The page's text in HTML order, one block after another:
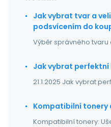
Jak vybrat tvar a
podsvícením do
Výběr správného tvaru
Jak vybrat
21.1.2025 Jak vybrat
Kompatibilní tonery
Kompatibilní tonery: